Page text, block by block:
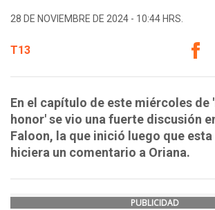
28 DE NOVIEMBRE DE 2024 - 10:44 HRS.
T13
En el capítulo de este miércoles de
honor' se vio una fuerte discusión
Faloon, la que inició luego que
hiciera un comentario a Oriana.
PUBLICIDAD